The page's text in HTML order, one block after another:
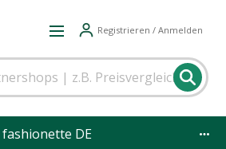
Registrieren / Anmelden
fashionette DE